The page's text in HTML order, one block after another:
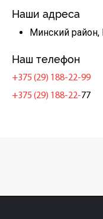
Наши адреса
Минский
Наш телефон
+375 (29) 188-22-99
+375 (29) 188-22-77